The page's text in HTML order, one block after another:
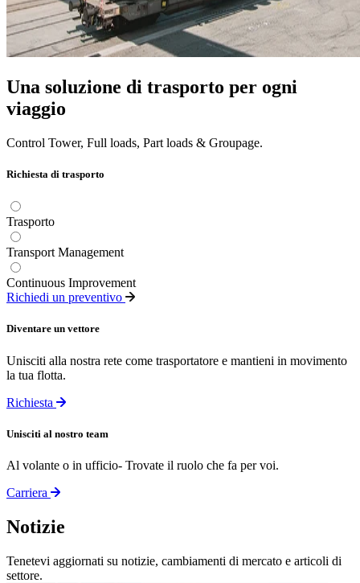
Una soluzione di trasporto per ogni
viaggio
Control Tower, Full loads, Part loads & Groupage.
Richiesta di trasporto
Trasporto
Transport Management
Continuous Improvement
Richiedi un preventivo
Diventare un vettore
Unisciti alla nostra rete come trasportatore e mantieni in movimento
la tua flotta.
Richiesta
Unisciti al nostro team
Al volante o in ufficio- Trovate il ruolo che fa per voi.
Carriera
Notizie
Tenetevi aggiornati su notizie, cambiamenti di mercato e articoli di
settore.